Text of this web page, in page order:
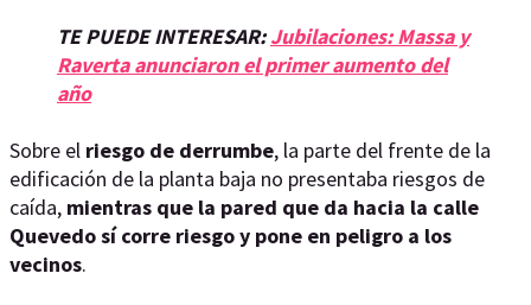
TE PUEDE INTERESAR:Jubilaciones: Massa y
Raverta anunciaron el primer aumento del
año
Sobre el riesgo de derrumbe, la parte del frente de la
edificación de la planta baja no presentaba riesgos de
caída, mientras que la pared que da hacia la calle
Quevedo sí corre riesgo y pone en peligro a los
vecinos.